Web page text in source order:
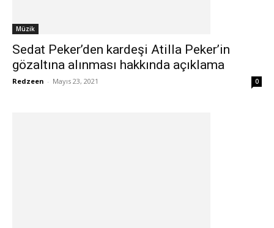
Müzik
Sedat Peker’den kardeşi Atilla Peker’in
gözaltına alınması hakkında açıklama
Redzeen - Mayıs 23, 2021 0